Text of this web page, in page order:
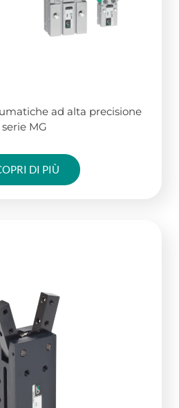
ad alta precisione
serie MG
DI PIÙ